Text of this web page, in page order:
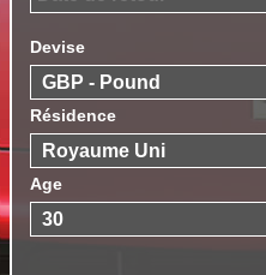
Devise
Résidence
Age